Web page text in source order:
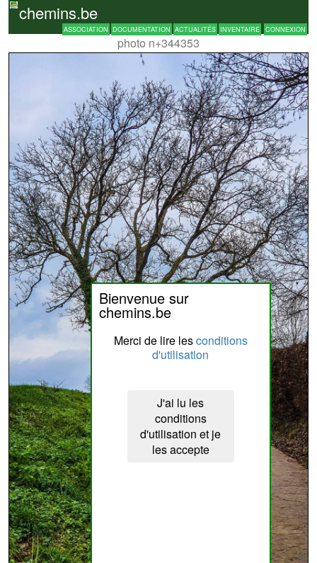
chemins.be
ASSOCIATION DOCUMENTATION ACTUALITÉS INVENTAIRE CONNEXION
photo n+344353
Bienvenue sur
chemins.be
Merci de lire lesconditions
d'utilisation
J'ai lu les
conditions
d'utilisation et je
les accepte